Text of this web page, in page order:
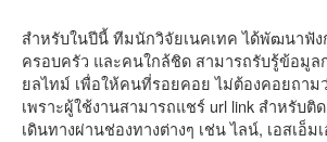
สำหรับในปีนี้ ทีมนักวิจัยเนคเทค ได้พัฒนาฟั
ครอบครัว และคนใกล้ชิด สามารถรับรู้ข้อมูล
ยลไทม์ เพื่อให้คนที่รอยคอย ไม่ต้องคอยถาม
เพราะผู้ใช้งานสามารถแชร์ url link สำหรับ
เดินทางผ่านช่องทางต่างๆ เช่น ไลน์, เอสเอ็ม